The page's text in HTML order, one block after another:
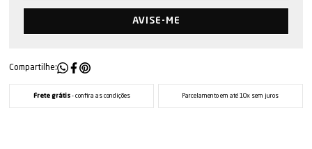
AVISE-ME
Compartilhe:
Frete grátis- confira as condições Parcelamento em até 10x sem juros